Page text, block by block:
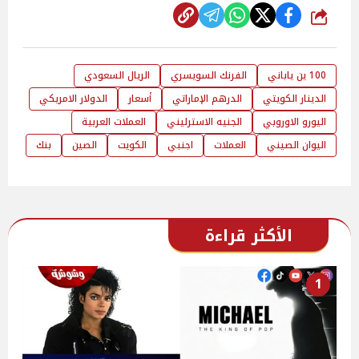
شارك
100 ين ياباني الفرنك السويسري
الريال السعودي
الدينار الكويتي
الدرهم الإماراتي أسعار
الدولار الامريكي
اليورو الاوروبي
الجنيه الاسترليني
العملات العربية
اليوان الصيني
العملات اجنبي الكويت الصين بنك
الأكثر قراءة
1